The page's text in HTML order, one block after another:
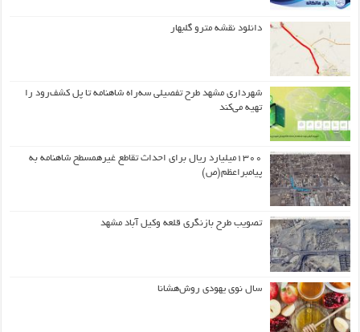
دانلود نقشه مترو گلبهار
شهرداری مشهد طرح تفصیلی سه‌راه شاهنامه تا پل کشف‌رود را
تهیه می‌کند
۱۳۰۰میلیارد ریال برای احداث تقاطع غیرهمسطح شاهنامه به
پیامبراعظم(ص)
تصویب طرح بازنگری قلعه وکیل آباد مشهد
سال نوی یهودی روش‌هشانا